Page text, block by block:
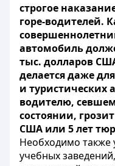
строгое
горе-водителей.
автомобиль
тыс. долларов
делается даже
и туристических
водителю,
состоянии,
США или 5 лет
Необходимо также
учебных